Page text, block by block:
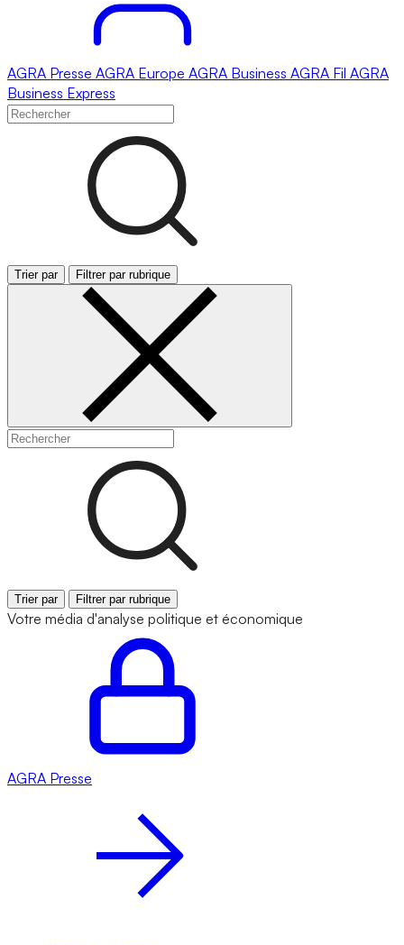
AGRA Presse AGRA Europe AGRA Business AGRA Fil AGRA
Business Express
Trier par Filtrer par rubrique
Trier par Filtrer par rubrique
Votre média d'analyse politique et économique
AGRA Presse